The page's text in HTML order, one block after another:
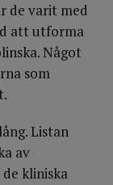
de varit med
att utforma
Något
som
Listan
av
kliniska